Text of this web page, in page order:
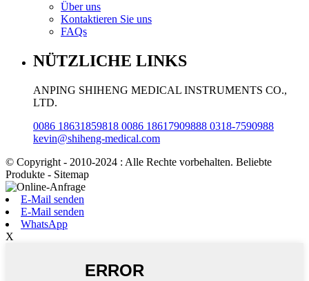
Über uns
Kontaktieren Sie uns
FAQs
NÜTZLICHE LINKS
ANPING SHIHENG MEDICAL INSTRUMENTS CO.,
LTD.
0086 18631859818 0086 18617909888 0318-7590988
kevin@shiheng-medical.com
© Copyright - 2010-2024 : Alle Rechte vorbehalten. Beliebte
Produkte - Sitemap
E-Mail senden
E-Mail senden
WhatsApp
X